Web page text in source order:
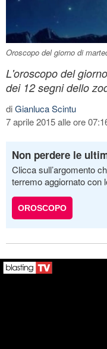
Oroscopo del giorno di
L'oroscopo del
dei 12 segni dello
diGianluca Scintu
7 aprile 2015 alle ore
Non perdere le
Clicca sull’argomento
terremo aggiornato con
OROSCOPO